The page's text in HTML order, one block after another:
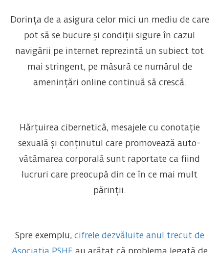
Dorința de a asigura celor mici un mediu de care
pot să se bucure și condiții sigure în cazul
navigării pe internet reprezintă un subiect tot
mai stringent, pe măsură ce numărul de
amenințări online continuă să crescă.
Hărțuirea cibernetică, mesajele cu conotație
sexuală și conținutul care promovează auto-
vătămarea corporală sunt raportate ca fiind
lucruri care preocupă din ce în ce mai mult
părinții.
Spre exemplu, cifrele dezvăluite anul trecut de